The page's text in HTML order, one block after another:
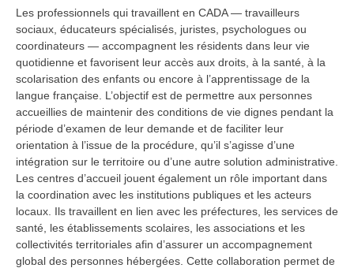
Les professionnels qui travaillent en CADA — travailleurs
sociaux, éducateurs spécialisés, juristes, psychologues ou
coordinateurs — accompagnent les résidents dans leur vie
quotidienne et favorisent leur accès aux droits, à la santé, à la
scolarisation des enfants ou encore à l’apprentissage de la
langue française. L’objectif est de permettre aux personnes
accueillies de maintenir des conditions de vie dignes pendant la
période d’examen de leur demande et de faciliter leur
orientation à l’issue de la procédure, qu’il s’agisse d’une
intégration sur le territoire ou d’une autre solution administrative.
Les centres d’accueil jouent également un rôle important dans
la coordination avec les institutions publiques et les acteurs
locaux. Ils travaillent en lien avec les préfectures, les services de
santé, les établissements scolaires, les associations et les
collectivités territoriales afin d’assurer un accompagnement
global des personnes hébergées. Cette collaboration permet de